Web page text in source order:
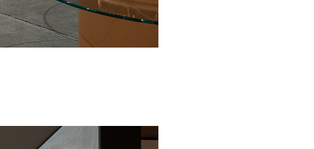
(UE) 2016/679 (GDPR)*
comercial